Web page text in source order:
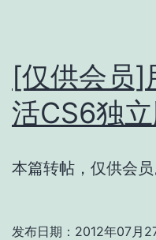
[仅供会员]
活CS6独
本篇转帖，仅供会员
发布日期： 2012年07月